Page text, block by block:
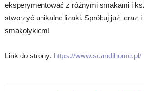
eksperymentować z różnymi smakami i
stworzyć unikalne lizaki. Spróbuj już teraz i
smakołykiem!
Link do strony: https://www.scandihome.pl/